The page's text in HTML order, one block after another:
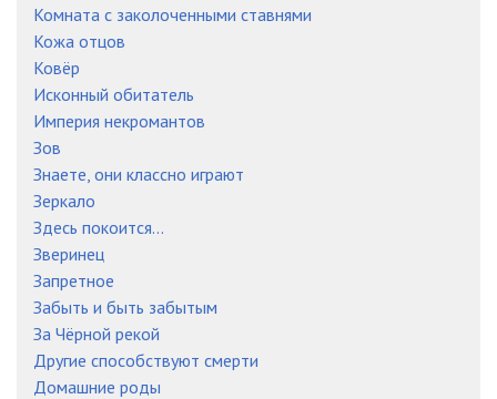
Комната с заколоченными ставнями
Кожа отцов
Ковёр
Исконный обитатель
Империя некромантов
Зов
Знаете, они классно играют
Зеркало
Здесь покоится...
Зверинец
Запретное
Забыть и быть забытым
За Чёрной рекой
Другие способствуют смерти
Домашние роды